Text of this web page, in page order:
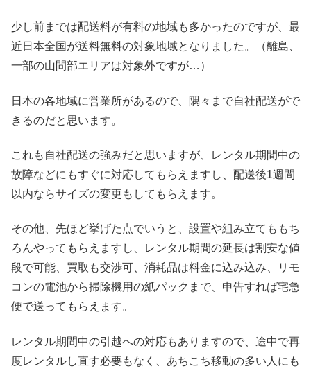
少し前までは配送料が有料の地域も多かったのですが、最
近日本全国が送料無料の対象地域となりました。（離島、
一部の山間部エリアは対象外ですが…）
日本の各地域に営業所があるので、隅々まで自社配送がで
きるのだと思います。
これも自社配送の強みだと思いますが、レンタル期間中の
故障などにもすぐに対応してもらえますし、配送後1週間
以内ならサイズの変更もしてもらえます。
その他、先ほど挙げた点でいうと、設置や組み立てももち
ろんやってもらえますし、レンタル期間の延長は割安な値
段で可能、買取も交渉可、消耗品は料金に込み込み、リモ
コンの電池から掃除機用の紙パックまで、申告すれば宅急
便で送ってもらえます。
レンタル期間中の引越への対応もありますので、途中で再
度レンタルし直す必要もなく、あちこち移動の多い人にも